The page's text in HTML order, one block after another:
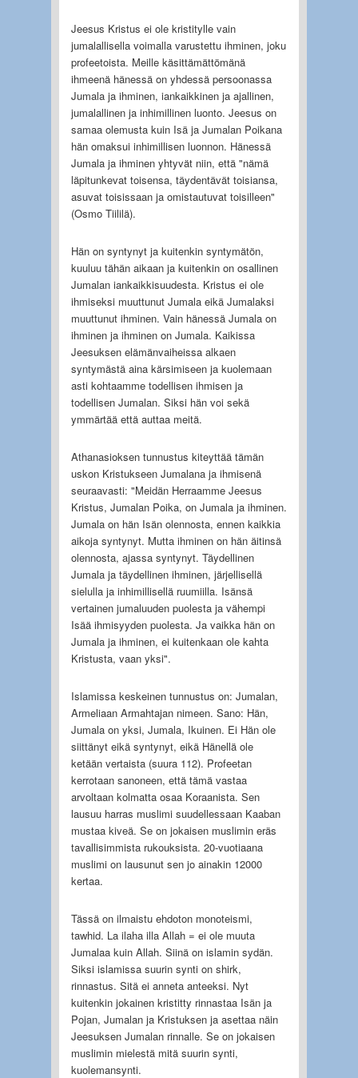
Jeesus Kristus ei ole kristitylle vain
jumalallisella voimalla varustettu ihminen, joku
profeetoista. Meille käsittämättömänä
ihmeenä hänessä on yhdessä persoonassa
Jumala ja ihminen, iankaikkinen ja ajallinen,
jumalallinen ja inhimillinen luonto. Jeesus on
samaa olemusta kuin Isä ja Jumalan Poikana
hän omaksui inhimillisen luonnon. Hänessä
Jumala ja ihminen yhtyvät niin, että "nämä
läpitunkevat toisensa, täydentävät toisiansa,
asuvat toisissaan ja omistautuvat toisilleen"
(Osmo Tiililä).
Hän on syntynyt ja kuitenkin syntymätön,
kuuluu tähän aikaan ja kuitenkin on osallinen
Jumalan iankaikkisuudesta. Kristus ei ole
ihmiseksi muuttunut Jumala eikä Jumalaksi
muuttunut ihminen. Vain hänessä Jumala on
ihminen ja ihminen on Jumala. Kaikissa
Jeesuksen elämänvaiheissa alkaen
syntymästä aina kärsimiseen ja kuolemaan
asti kohtaamme todellisen ihmisen ja
todellisen Jumalan. Siksi hän voi sekä
ymmärtää että auttaa meitä.
Athanasioksen tunnustus kiteyttää tämän
uskon Kristukseen Jumalana ja ihmisenä
seuraavasti: "Meidän Herraamme Jeesus
Kristus, Jumalan Poika, on Jumala ja ihminen.
Jumala on hän Isän olennosta, ennen kaikkia
aikoja syntynyt. Mutta ihminen on hän äitinsä
olennosta, ajassa syntynyt. Täydellinen
Jumala ja täydellinen ihminen, järjellisellä
sielulla ja inhimillisellä ruumiilla. Isänsä
vertainen jumaluuden puolesta ja vähempi
Isää ihmisyyden puolesta. Ja vaikka hän on
Jumala ja ihminen, ei kuitenkaan ole kahta
Kristusta, vaan yksi".
Islamissa keskeinen tunnustus on: Jumalan,
Armeliaan Armahtajan nimeen. Sano: Hän,
Jumala on yksi, Jumala, Ikuinen. Ei Hän ole
siittänyt eikä syntynyt, eikä Hänellä ole
ketään vertaista (suura 112). Profeetan
kerrotaan sanoneen, että tämä vastaa
arvoltaan kolmatta osaa Koraanista. Sen
lausuu harras muslimi suudellessaan Kaaban
mustaa kiveä. Se on jokaisen muslimin eräs
tavallisimmista rukouksista. 20-vuotiaana
muslimi on lausunut sen jo ainakin 12000
kertaa.
Tässä on ilmaistu ehdoton monoteismi,
tawhid. La ilaha illa Allah = ei ole muuta
Jumalaa kuin Allah. Siinä on islamin sydän.
Siksi islamissa suurin synti on shirk,
rinnastus. Sitä ei anneta anteeksi. Nyt
kuitenkin jokainen kristitty rinnastaa Isän ja
Pojan, Jumalan ja Kristuksen ja asettaa näin
Jeesuksen Jumalan rinnalle. Se on jokaisen
muslimin mielestä mitä suurin synti,
kuolemansynti.